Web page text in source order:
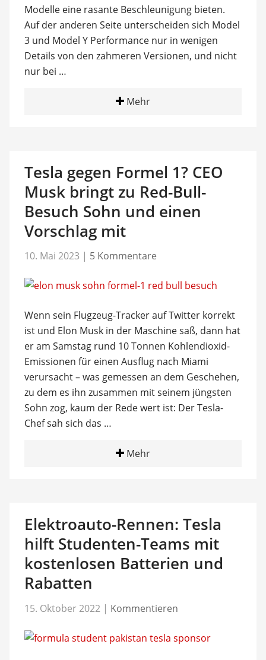
Modelle eine rasante Beschleunigung bieten.
Auf der anderen Seite unterscheiden sich Model
3 und Model Y Performance nur in wenigen
Details von den zahmeren Versionen, und nicht
nur bei …
Mehr
Tesla gegen Formel 1? CEO
Musk bringt zu Red-Bull-
Besuch Sohn und einen
Vorschlag mit
10. Mai 2023 | 5 Kommentare
Wenn sein Flugzeug-Tracker auf Twitter korrekt
ist und Elon Musk in der Maschine saß, dann hat
er am Samstag rund 10 Tonnen Kohlendioxid-
Emissionen für einen Ausflug nach Miami
verursacht – was gemessen an dem Geschehen,
zu dem es ihn zusammen mit seinem jüngsten
Sohn zog, kaum der Rede wert ist: Der Tesla-
Chef sah sich das …
Mehr
Elektroauto-Rennen: Tesla
hilft Studenten-Teams mit
kostenlosen Batterien und
Rabatten
15. Oktober 2022 | Kommentieren